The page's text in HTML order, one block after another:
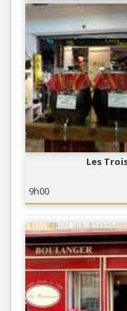
Les
9h00